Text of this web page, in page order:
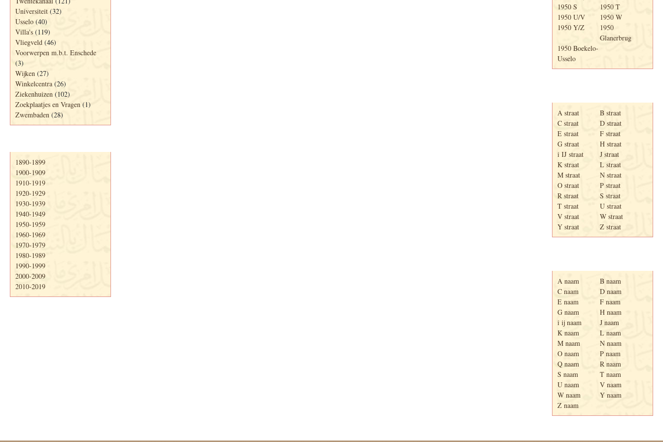
Universiteit (32)
Usselo (40)
Villa's (119)
Vliegveld (46)
Voorwerpen m.b.t. Enschede
(3)
Wijken (27)
Winkelcentra (26)
Ziekenhuizen (102)
Zoekplaatjes en Vragen (1)
Zwembaden (28)
1890-1899
1900-1909
1910-1919
1920-1929
1930-1939
1940-1949
1950-1959
1960-1969
1970-1979
1980-1989
1990-1999
2000-2009
2010-2019
1950 S
1950 T
1950 U/V
1950 W
1950 Y/Z
1950
Glanerbrug
1950 Boekelo-
Usselo
A straat
B straat
C straat
D straat
E straat
F straat
G straat
H straat
i IJ straat
J straat
K straat
L straat
M straat
N straat
O straat
P straat
R straat
S straat
T straat
U straat
V straat
W straat
Y straat
Z straat
A naam
B naam
C naam
D naam
E naam
F naam
G naam
H naam
i ij naam
J naam
K naam
L naam
M naam
N naam
O naam
P naam
Q naam
R naam
S naam
T naam
U naam
V naam
W naam
Y naam
Z naam